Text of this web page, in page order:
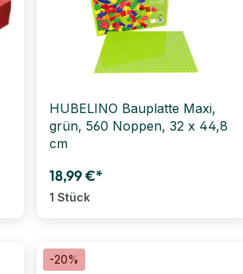
HUBELINO Bauplatte Maxi,
grün, 560 Noppen, 32 x 44,8
cm
18,99 €*
1 Stück
-20%